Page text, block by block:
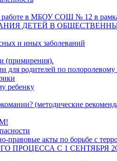
в МБОУ СОШ № 12 в рамках
ДЕТЕЙ В
и иных заболеваний
(примирения).
для родителей по
ребенку
(методические
правовые акты по борьбе с
ПРОЦЕССА С 1 СЕНТЯБРЯ